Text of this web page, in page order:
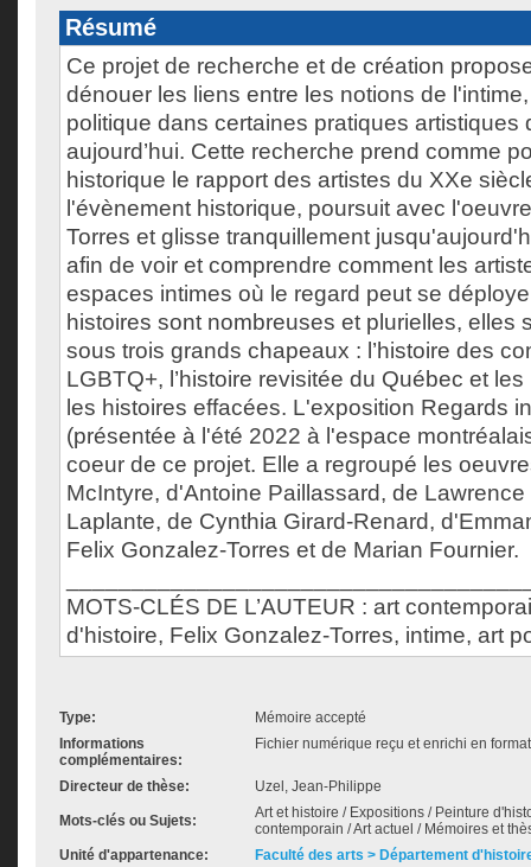
Résumé
Ce projet de recherche et de création
dénouer les liens entre les notions de l'intime,
politique dans certaines pratiques artistiques
aujourd’hui. Cette recherche prend comme
historique le rapport des artistes du XXe
l'évènement historique, poursuit avec
Torres et glisse tranquillement
afin de voir et comprendre comment les
espaces intimes où le regard peut se
histoires sont nombreuses et plurielles, elles
sous trois grands chapeaux : l’histoire des
LGBTQ+, l’histoire revisitée du Québec et
les histoires effacées. L'exposition Regards
(présentée à l'été 2022 à l'espace
coeur de ce projet. Elle a regroupé les
McIntyre, d'Antoine Paillassard, de
Laplante, de Cynthia Girard-Renard,
Felix Gonzalez-Torres et de Marian Fournier.
MOTS-CLÉS DE L’AUTEUR : art
d'histoire, Felix Gonzalez-Torres, intime, art
Type:
Mémoire accepté
Informations
complémentaires:
Fichier numérique reçu et enrichi en
Directeur de thèse: Uzel, Jean-Philippe
Mots-clés ou Sujets:
Art et histoire / Expositions / Peinture
contemporain / Art actuel / Mémoires et
Unité d'appartenance:
Faculté des arts > Département